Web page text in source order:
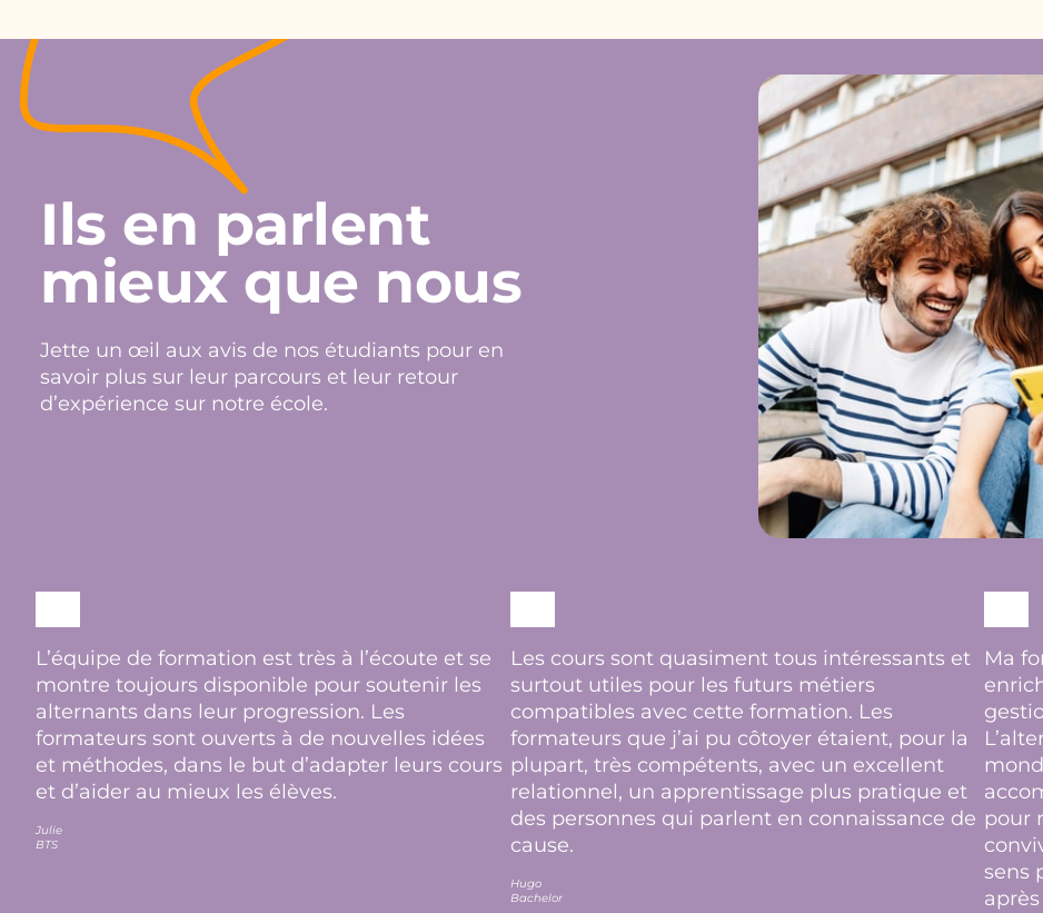
Ils en parlent
mieux que nous
Jette un œil aux avis de nos étudiants pour en
savoir plus sur leur parcours et leur retour
d’expérience sur notre école.
L’équipe de formation est très à l’écoute et se
montre toujours disponible pour soutenir les
alternants dans leur progression. Les
formateurs sont ouverts à de nouvelles idées
et méthodes, dans le but d’adapter leurs cours
et d’aider au mieux les élèves.
Julie
BTS
Les cours sont quasiment tous intéressants et
surtout utiles pour les futurs métiers
compatibles avec cette formation. Les
formateurs que j’ai pu côtoyer étaient, pour la
plupart, très compétents, avec un excellent
relationnel, un apprentissage plus pratique et
des personnes qui parlent en connaissance de
cause.
Hugo
Bachelor
Ma
pour
sens